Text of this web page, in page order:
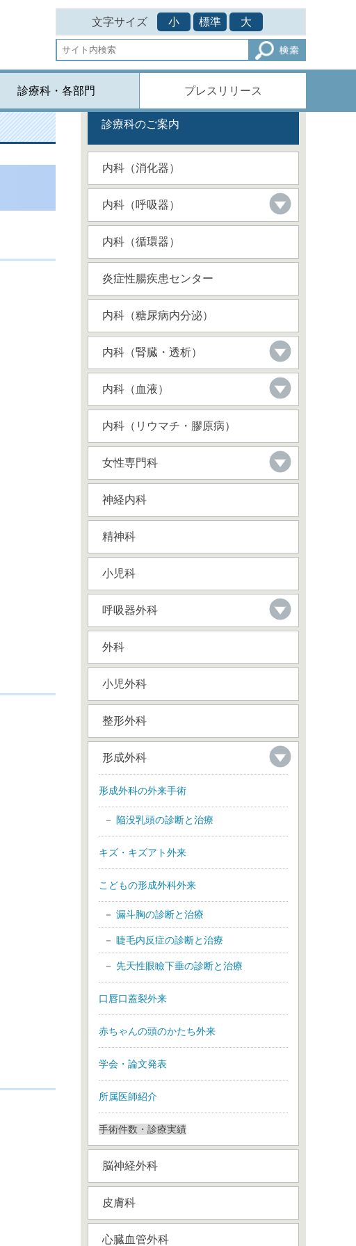
文字サイズ 小 標準 大
診療科・各部門 プレスリリース
診療科のご案内
内科（消化器）
内科（呼吸器）
内科（循環器）
炎症性腸疾患センター
内科（糖尿病内分泌）
内科（腎臓・透析）
内科（血液）
内科（リウマチ・膠原病）
女性専門科
神経内科
精神科
小児科
呼吸器外科
外科
小児外科
整形外科
形成外科
形成外科の外来手術
陥没乳頭の診断と治療
キズ・キズアト外来
こどもの形成外科外来
漏斗胸の診断と治療
睫毛内反症の診断と治療
先天性眼瞼下垂の診断と治療
口唇口蓋裂外来
赤ちゃんの頭のかたち外来
学会・論文発表
所属医師紹介
手術件数・診療実績
脳神経外科
皮膚科
心臓血管外科